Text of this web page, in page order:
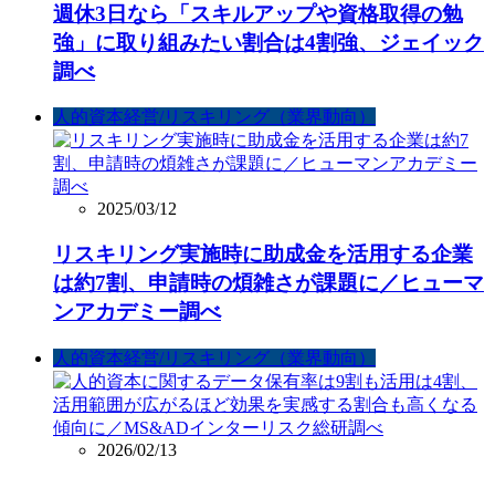
週休3日なら「スキルアップや資格取得の勉
強」に取り組みたい割合は4割強、ジェイック
調べ
人的資本経営/リスキリング（業界動向）
2025/03/12
リスキリング実施時に助成金を活用する企業
は約7割、申請時の煩雑さが課題に／ヒューマ
ンアカデミー調べ
人的資本経営/リスキリング（業界動向）
2026/02/13